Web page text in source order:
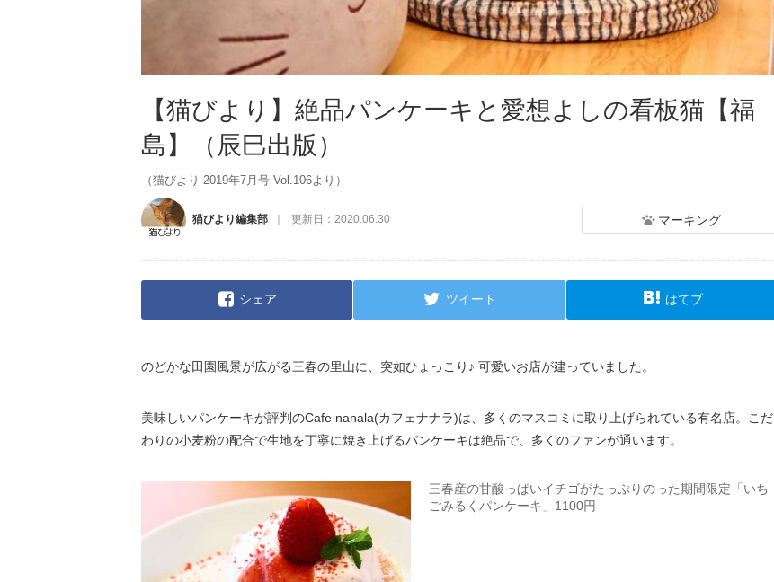
【猫びより】絶品パンケーキと愛想よしの看板猫【福
島】（辰巳出版）
（猫びより 2019年7月号 Vol.106より）
猫びより編集部 更新日： 2020.06.30 マーキング
シェア ツイート はてブ
のどかな田園風景が広がる三春の里山に、突如ひょっこり♪ 可愛いお店が建っていました。
美味しいパンケーキが評判のCafe nanala(カフェナナラ)は、多くのマスコミに取り上げられている有名店。こだ
わりの小麦粉の配合で生地を丁寧に焼き上げるパンケーキは絶品で、多くのファンが通います。
三春産の甘酸っぱいイチゴがたっぷりのった期間限定「いち
ごみるくパンケーキ」1100円